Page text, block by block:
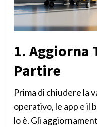
1. Aggiorna
Partire
Prima di chiudere la
operativo, le app e il
lo è. Gli